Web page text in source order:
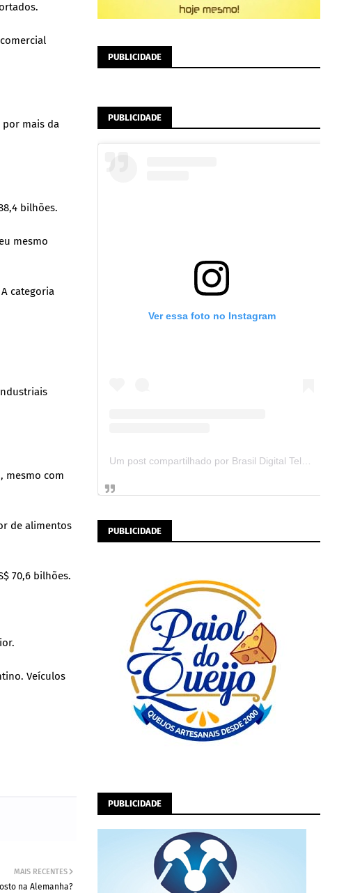
por mais da
bilhões.
mesmo
categoria
mesmo com
de alimentos
70,6 bilhões.
Veículos
MAIS RECENTES
na Alemanha?
PUBLICIDADE
PUBLICIDADE
Ver essa foto no Instagram
PUBLICIDADE
PUBLICIDADE